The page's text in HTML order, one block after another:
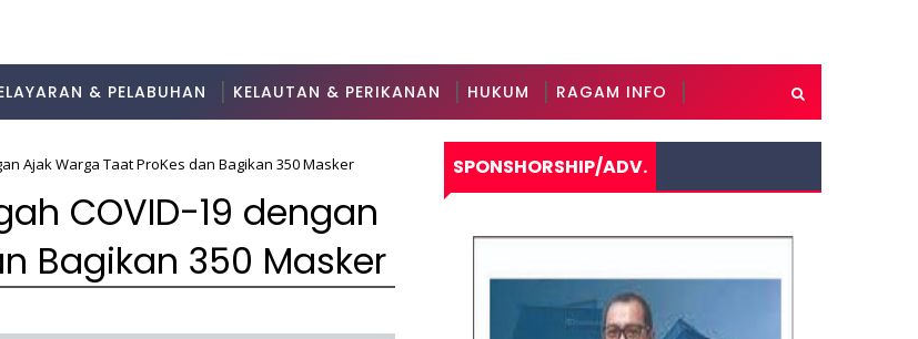
& PELABUHAN KELAUTAN & PERIKANAN HUKUM RAGAM INFO
Ajak Warga Taat ProKes dan Bagikan 350 Masker
COVID-19 dengan
Bagikan 350 Masker
SPONSHORSHIP/ADV.